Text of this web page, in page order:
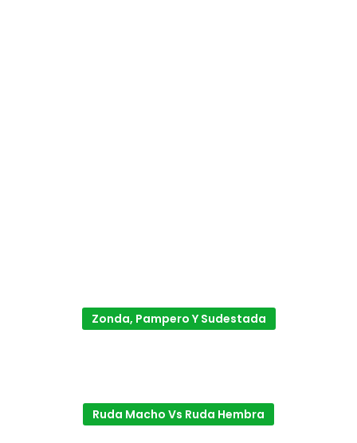
Zonda, Pampero Y Sudestada
Ruda Macho Vs Ruda Hembra